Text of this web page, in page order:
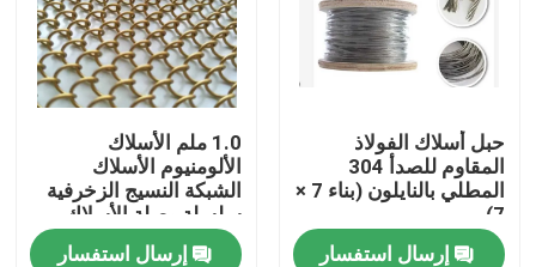
حبل أسلاك الفولاذ
المقاوم للصدأ 304
المطلي بالنايلون (بناء 7 ×
7)
إرسال استفسار
1.0 ملم الأسلاك
الألومنيوم الأسلاك
الشبكة النسيج الزخرفية
سلسلة وصلة الأسلاك
الشبكة الستارة
إرسال استفسار